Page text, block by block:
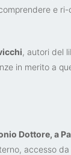
e
, autori del
in merito a
Dottore, a
accesso da